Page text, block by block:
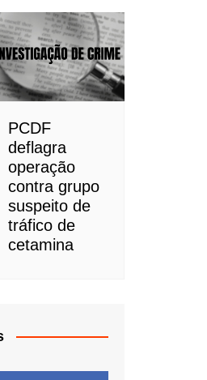
PCDF
deflagra
operação
contra grupo
suspeito de
tráfico de
cetamina